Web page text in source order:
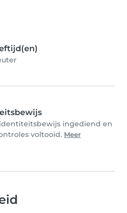
ingediend en
voltooid. Meer